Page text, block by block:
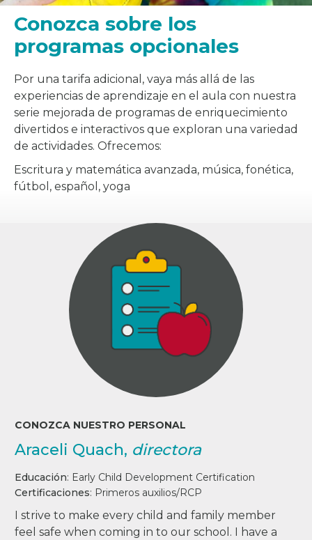
Conozca sobre los
programas opcionales
Por una tarifa adicional, vaya más allá de las
experiencias de aprendizaje en el aula con nuestra
serie mejorada de programas de enriquecimiento
divertidos e interactivos que exploran una variedad
de actividades. Ofrecemos:
Escritura y matemática avanzada, música, fonética,
fútbol, español, yoga
CONOZCA NUESTRO PERSONAL
Araceli Quach, directora
Educación: Early Child Development Certification
Certificaciones: Primeros auxilios/RCP
I strive to make every child and family member
feel safe when coming in to our school. I have a